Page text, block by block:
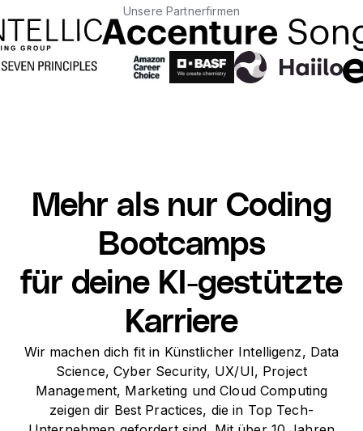
Unsere Partnerfirmen
Mehr als nur Coding
Bootcamps
für deine KI-gestützte
Karriere
Wir machen dich fit in Künstlicher Intelligenz, Data
Science, Cyber Security, UX/UI, Project
Management, Marketing und Cloud Computing
zeigen dir Best Practices, die in Top Tech-